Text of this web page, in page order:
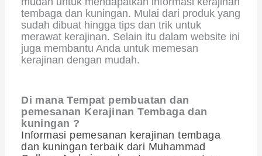
tembaga dan kuningan. Mulai dari produk yang
sudah dibuat hingga tips dan trik untuk
merawat kerajinan. Selain itu dalam website ini
juga membantu Anda untuk memesan
kerajinan dengan mudah.
Di mana Tempat pembuatan dan
pemesanan Kerajinan Tembaga dan
kuningan ?
Informasi pemesanan kerajinan tembaga
dan kuningan terbaik dari Muhammad